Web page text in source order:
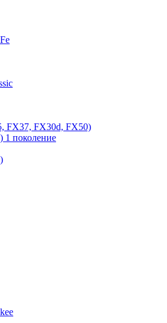
FX37, FX30d, FX50)
1 поколение